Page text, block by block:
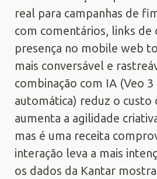
real para campanhas de
com comentários, links de
presença no mobile web
mais conversável e
combinação com IA (Veo 3
automática) reduz o custo
aumenta a agilidade
mas é uma receita
interação leva a mais
os dados da Kantar